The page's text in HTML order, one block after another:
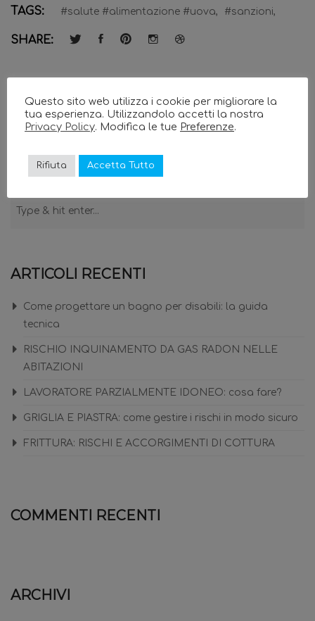
TAGS: #salute #alimentazione #uova, #sanzioni,
SHARE:
login.php?
redirect_to=https%3A%2F%2Fwww.medraservizi.it%2Fquali-
relative-alla-sicurezza-alimentare%2F">logged in</a> to
post a comment.
ARTICOLI RECENTI
Come progettare un bagno per disabili: la guida
tecnica
RISCHIO INQUINAMENTO DA GAS RADON NELLE
ABITAZIONI
LAVORATORE PARZIALMENTE IDONEO: cosa fare?
GRIGLIA E PIASTRA: come gestire i rischi in modo sicuro
FRITTURA: RISCHI E ACCORGIMENTI DI COTTURA
COMMENTI RECENTI
ARCHIVI
Questo sito web utilizza i cookie per migliorare la
tua esperienza. Utilizzandolo accetti la nostra
Privacy Policy. Modifica le tue Preferenze.
Rifiuta Accetta Tutto